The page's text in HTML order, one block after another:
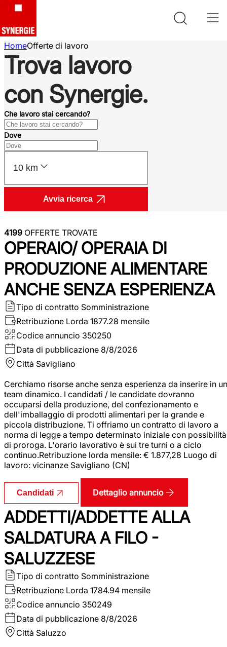
HomeOfferte di lavoro
Trova lavoro
con Synergie.
Che lavoro stai cercando?
Dove
10 km
Avvia ricerca
4199 OFFERTE TROVATE
OPERAIO/ OPERAIA DI
PRODUZIONE ALIMENTARE
ANCHE SENZA ESPERIENZA
Tipo di contratto Somministrazione
Retribuzione Lorda 1877.28 mensile
Codice annuncio 350250
Data di pubblicazione 8/8/2026
Città Savigliano
Cerchiamo risorse anche senza esperienza da inserire in un
team dinamico. I candidati / le candidate dovranno
occuparsi della produzione, del confezionamento e
dell'imballaggio di prodotti alimentari per la grande e
piccola distribuzione. Ti offriamo un contratto di lavoro a
norma di legge a tempo determinato iniziale con possibilità
di proroga. L'orario lavorativo è sui tre turni o a ciclo
continuo.Retribuzione lorda mensile: € 1.877,28 Luogo di
lavoro: vicinanze Savigliano (CN)
Candidati Dettaglio annuncio
ADDETTI/ADDETTE ALLA
SALDATURA A FILO -
SALUZZESE
Tipo di contratto Somministrazione
Retribuzione Lorda 1784.94 mensile
Codice annuncio 350249
Data di pubblicazione 8/8/2026
Città Saluzzo